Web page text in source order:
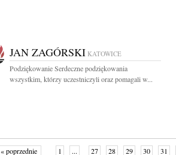
JAN ZAGÓRSKI KATOWICE
Podziękowanie Serdeczne podziękowania
wszystkim, którzy uczestniczyli oraz pomagali w...
« poprzednie 1 ... 27 28 29 30 31